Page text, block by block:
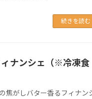
続きを読む
ナンシェ（※冷凍食
がしバター香るフィナン